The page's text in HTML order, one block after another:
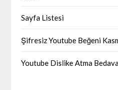
Sayfa Listesi
Şifresiz Youtube Beğeni
Youtube Dislike Atma